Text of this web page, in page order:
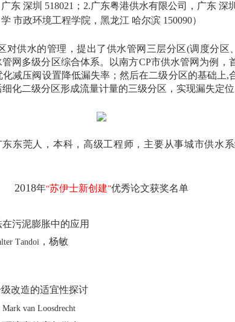
东 深圳 518021；2.广东粤港供水有限公司，广东 深
学 市政环境工程学院，黑龙江 哈尔滨 150090）
对供水的管理，提出了供水管网三层分区(调度分区
网多级分区综合体系。以南方CP市供水管网为例，
减压阀设置降低漏失率；然后在二级分区的基础上,
化二级分区形成流量计量的三级分区，实现漏失定位
东莞人，本科，高级工程师，主要从事城市供水
2018年“苏伊士新创建”优秀论文获奖名单
污泥膨胀中的应用
Tandoi ，杨敏
改造的适宜性探讨
Mark van Loosdrecht